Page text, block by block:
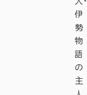
伊
勢
物
語
の
主